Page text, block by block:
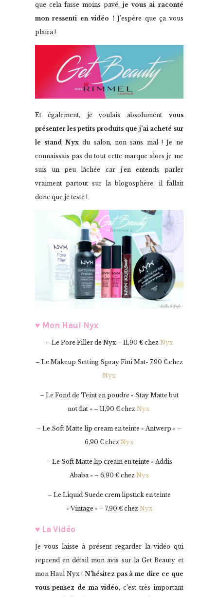
que cela fasse moins pavé,je vous ai raconté
mon ressenti en vidéo ! J’espère que ça vous
plaira !
Et également, je voulais absolument vous
présenter les petits produits que j’ai acheté sur
le stand Nyx du salon, non sans mal ! Je ne
connaissais pas du tout cette marque alors je me
suis un peu lâchée car j’en entends parler
vraiment partout sur la blogosphère, il fallait
donc que je teste !
♥ Mon Haul Nyx
– Le Pore Filler de Nyx – 11,90 € chez Nyx
– Le Makeup Setting Spray Fini Mat- 7,90 € chez
Nyx
– Le Fond de Teint en poudre « Stay Matte but
not flat » – 11,90 € chez Nyx
– Le Soft Matte lip cream en teinte « Antwerp » –
6,90 € chez Nyx
– Le Soft Matte lip cream en teinte « Addis
Ababa » – 6,90 € chez Nyx
– Le Liquid Suede crem lipstick en teinte
« Vintage » – 7,90 € chez Nyx
♥ La Vidéo
Je vous laisse à présent regarder la vidéo qui
reprend en détail mon avis sur la Get Beauty et
mon Haul Nyx ! N’hésitez pas à me dire ce que
vous pensez de ma vidéo, c’est très important